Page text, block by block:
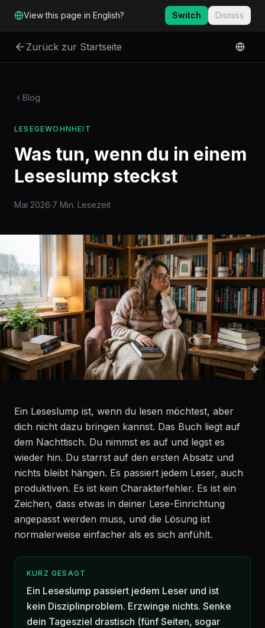
View this page in English? Switch Dismiss
Zurück zur Startseite
Blog
LESEGEWOHNHEIT
Was tun, wenn du in einem
Leseslump steckst
Mai 2026·7 Min. Lesezeit
Ein Leseslump ist, wenn du lesen möchtest, aber
dich nicht dazu bringen kannst. Das Buch liegt auf
dem Nachttisch. Du nimmst es auf und legst es
wieder hin. Du starrst auf den ersten Absatz und
nichts bleibt hängen. Es passiert jedem Leser, auch
produktiven. Es ist kein Charakterfehler. Es ist ein
Zeichen, dass etwas in deiner Lese-Einrichtung
angepasst werden muss, und die Lösung ist
normalerweise einfacher als es sich anfühlt.
KURZ GESAGT
Ein Leseslump passiert jedem Leser und ist
kein Disziplinproblem. Erzwinge nichts. Senke
dein Tagesziel drastisch (fünf Seiten, sogar